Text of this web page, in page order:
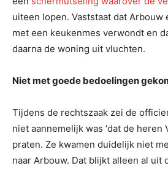
uiteen lopen. Vaststaat dat Arbouw
met een keukenmes verwondt en
daarna de woning uit vluchten.
Niet met goede bedoelingen
Tijdens de rechtszaak zei de
niet aannemelijk was ‘dat de heren
praten. Ze kwamen duidelijk niet
naar Arbouw. Dat blijkt alleen al uit